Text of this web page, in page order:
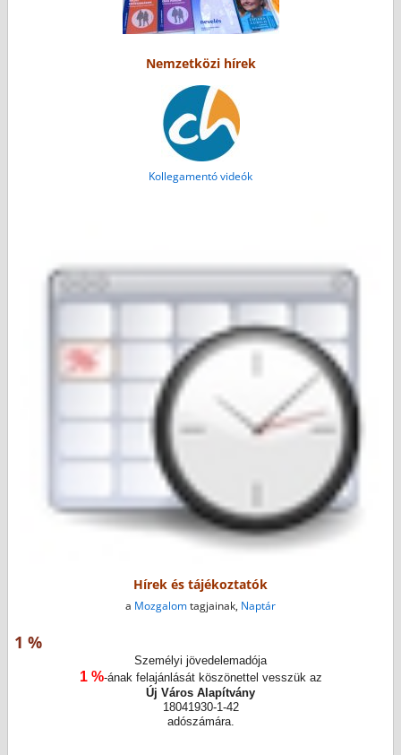
Nemzetközi hírek
Kollegamentó videók
Hírek és tájékoztatók
a Mozgalomtagjainak, Naptár
1 %
Személyi jövedelemadója
1 %-ának felajánlását köszönettel vesszük az
Új Város Alapítvány
18041930-1-42
adószámára.